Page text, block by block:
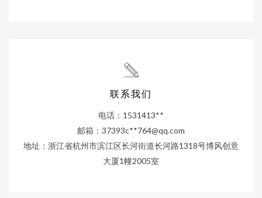
联系我们
电话：1531413**
邮箱：37393c**764@qq.com
地址：浙江省杭州市滨江区长河街道长河路1318号博风创意
大厦1幢2005室